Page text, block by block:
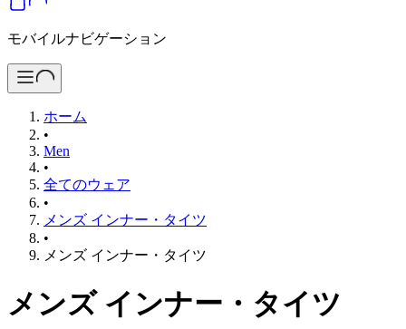
モバイルナビゲーション
ホーム
•
Men
•
全てのウェア
•
メンズ インナー・タイツ
•
メンズ インナー・タイツ
メンズ インナー・タイツ